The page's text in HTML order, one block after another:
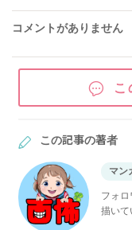
コメントがありません
こ
この記事の著者
マン
フォ
描いて